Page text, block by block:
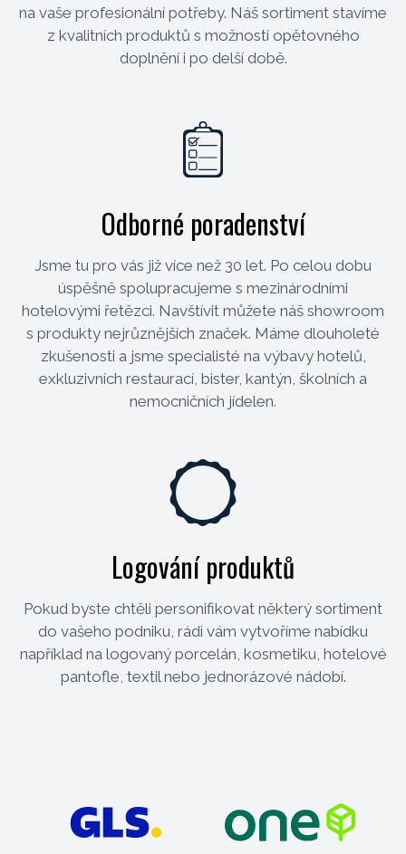
na vaše profesionální potřeby. Náš sortiment stavíme
z kvalitních produktů s možností opětovného
doplnění i po delší době.
Odborné poradenství
Jsme tu pro vás již více než 30 let. Po celou dobu
úspěšně spolupracujeme s mezinárodními
hotelovými řetězci. Navštívit můžete náš showroom
s produkty nejrůznějších značek. Máme dlouholeté
zkušenosti a jsme specialisté na výbavy hotelů,
exkluzivních restaurací, bister, kantýn, školních a
nemocničních jídelen.
Logování produktů
Pokud byste chtěli personifikovat některý sortiment
do vašeho podniku, rádi vám vytvoříme nabídku
například na logovaný porcelán, kosmetiku, hotelové
pantofle, textil nebo jednorázové nádobí.